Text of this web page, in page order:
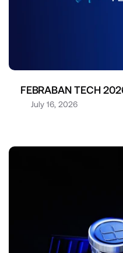
FEBRABAN TECH
July 16, 2026